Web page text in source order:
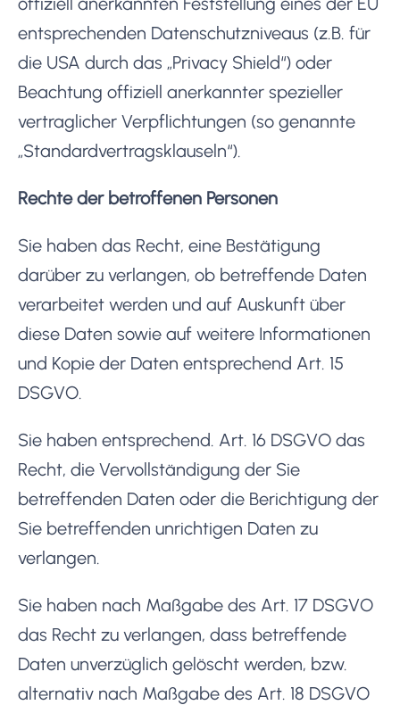
entsprechenden Datenschutzniveaus (z.B. für
die USA durch das „Privacy Shield“) oder
Beachtung offiziell anerkannter spezieller
vertraglicher Verpflichtungen (so genannte
„Standardvertragsklauseln“).
Rechte der betroffenen Personen
Sie haben das Recht, eine Bestätigung
darüber zu verlangen, ob betreffende Daten
verarbeitet werden und auf Auskunft über
diese Daten sowie auf weitere Informationen
und Kopie der Daten entsprechend Art. 15
DSGVO.
Sie haben entsprechend. Art. 16 DSGVO das
Recht, die Vervollständigung der Sie
betreffenden Daten oder die Berichtigung der
Sie betreffenden unrichtigen Daten zu
verlangen.
Sie haben nach Maßgabe des Art. 17 DSGVO
das Recht zu verlangen, dass betreffende
Daten unverzüglich gelöscht werden, bzw.
alternativ nach Maßgabe des Art. 18 DSGVO